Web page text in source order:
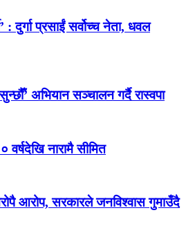
: दुर्गा प्रसाईं सर्वोच्च नेता, धवल
अभियान सञ्चालन गर्दै रास्वपा
वर्षदेखि नारामै सीमित
आरोप, सरकारले जनविश्वास गुमाउँदै